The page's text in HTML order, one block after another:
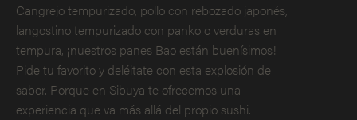
Cangrejo tempurizado, pollo con rebozado japonés,
langostino tempurizado con panko o verduras en
tempura, ¡nuestros panes Bao están buenísimos!
Pide tu favorito y deléitate con esta explosión de
sabor. Porque en Sibuya te ofrecemos una
experiencia que va más allá del propio sushi.